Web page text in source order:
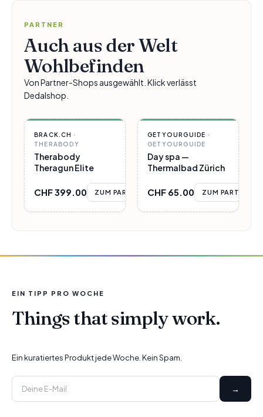
PARTNER
Auch aus der Welt
Wohlbefinden
Von Partner-Shops ausgewählt. Klick verlässt
Dedalshop.
PARTNER
BRACK.CH
·
THERABODY
Therabody
Theragun Elite
CHF 399.00 ZUM PARTNER
PARTNER
GETYOURGUIDE ·
GETYOURGUIDE
Day spa —
Thermalbad Zürich
CHF 65.00 ZUM PARTNER
EIN TIPP PRO WOCHE
Things that simply work.
Ein kuratiertes Produkt jede Woche. Kein Spam.
→